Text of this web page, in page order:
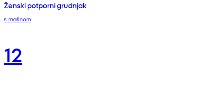
Ženski potporni grudnjak
s mašnom
12